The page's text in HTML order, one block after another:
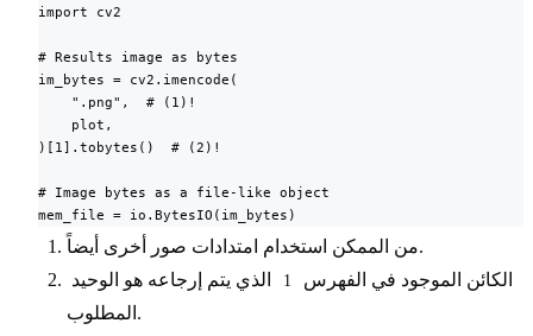
import cv2
# Results image as bytes
im_bytes = cv2.imencode(
    ".png",  # (1)!
    plot,
)[1].tobytes()  # (2)!
# Image bytes as a file-like object
mem_file = io.BytesIO(im_bytes)
من الممكن استخدام امتدادات صور أخرى أيضاً.
الكائن الموجود في الفهرس
1
الذي يتم إرجاعه هو الوحيد
المطلوب.